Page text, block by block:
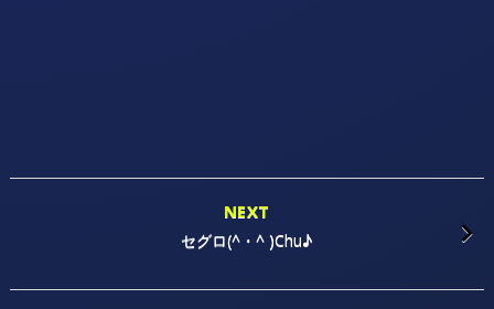
NEXT
セグロ(^・^ )Chu♪